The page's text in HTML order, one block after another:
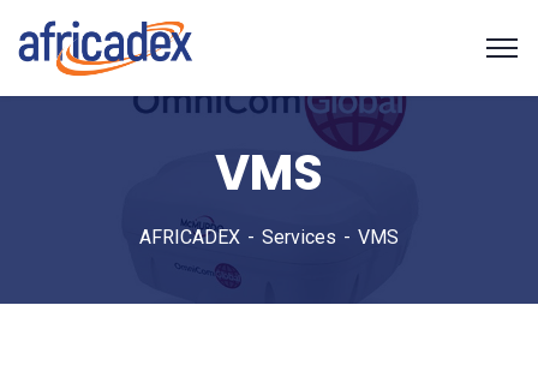
VMS
AFRICADEX Services VMS